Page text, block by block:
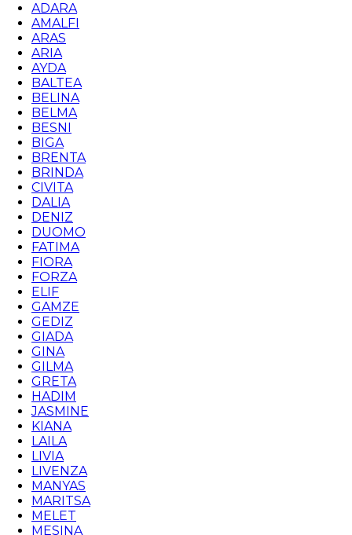
ADARA
AMALFI
ARAS
ARIA
AYDA
BALTEA
BELINA
BELMA
BESNI
BIGA
BRENTA
BRINDA
CIVITA
DALIA
DENIZ
DUOMO
FATIMA
FIORA
FORZA
ELIF
GAMZE
GEDIZ
GIADA
GINA
GILMA
GRETA
HADIM
JASMINE
KIANA
LAILA
LIVIA
LIVENZA
MANYAS
MARITSA
MELET
MESINA